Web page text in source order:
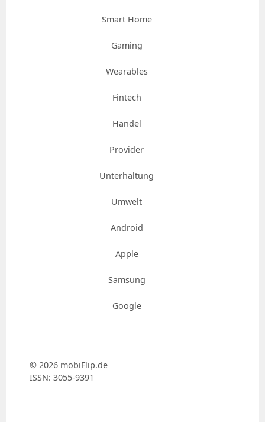
Smart Home
Gaming
Wearables
Fintech
Handel
Provider
Unterhaltung
Umwelt
Android
Apple
Samsung
Google
© 2026 mobiFlip.de
ISSN: 3055-9391